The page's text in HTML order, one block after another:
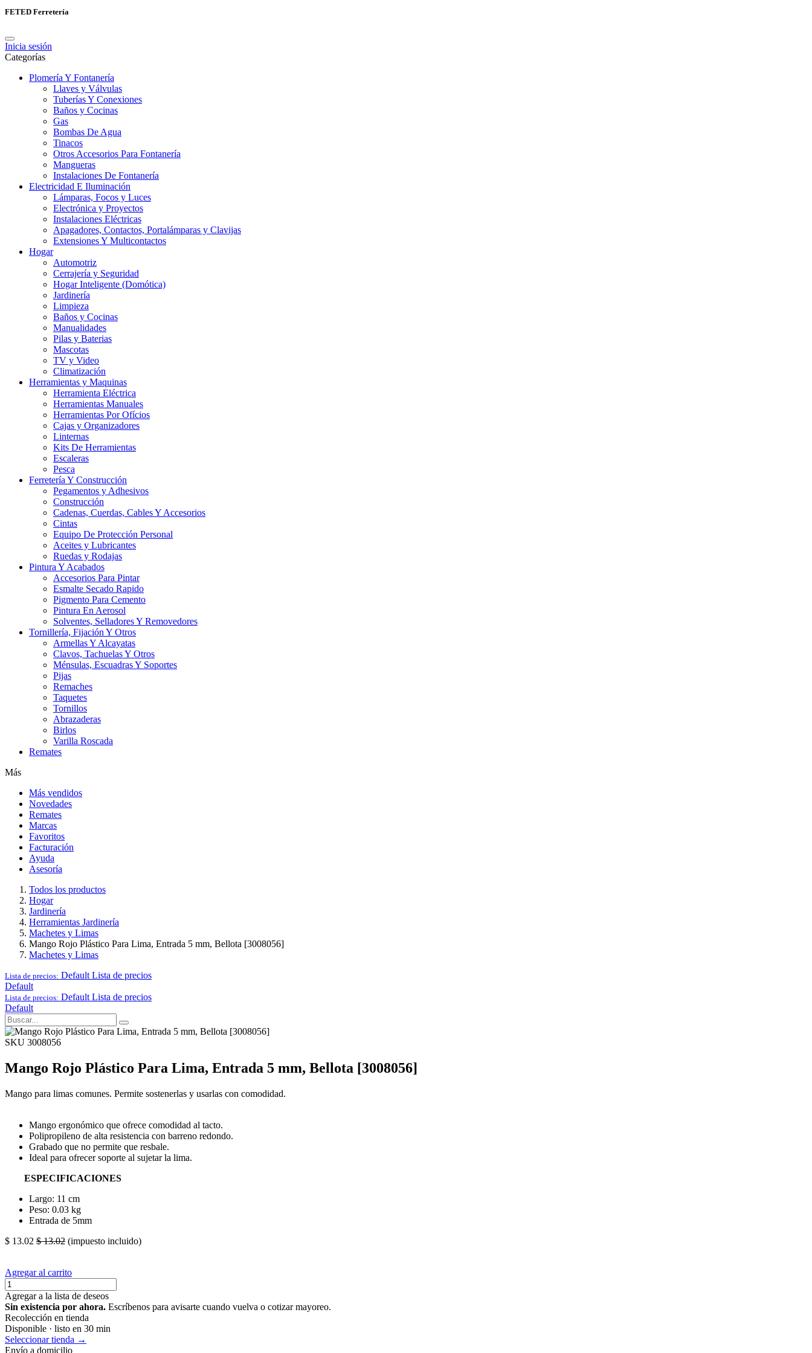
FETED Ferretería
Inicia sesión
Categorías
Plomería Y Fontanería
Llaves y Válvulas
Tuberías Y Conexiones
Baños y Cocinas
Gas
Bombas De Agua
Tinacos
Otros Accesorios Para Fontanería
Mangueras
Instalaciones De Fontanería
Electricidad E Iluminación
Lámparas, Focos y Luces
Electrónica y Proyectos
Instalaciones Eléctricas
Apagadores, Contactos, Portalámparas y Clavijas
Extensiones Y Multicontactos
Hogar
Automotriz
Cerrajería y Seguridad
Hogar Inteligente (Domótica)
Jardinería
Limpieza
Baños y Cocinas
Manualidades
Pilas y Baterias
Mascotas
TV y Video
Climatización
Herramientas y Maquinas
Herramienta Eléctrica
Herramientas Manuales
Herramientas Por Ofícios
Cajas y Organizadores
Linternas
Kits De Herramientas
Escaleras
Pesca
Ferretería Y Construcción
Pegamentos y Adhesivos
Construcción
Cadenas, Cuerdas, Cables Y Accesorios
Cintas
Equipo De Protección Personal
Aceites y Lubricantes
Ruedas y Rodajas
Pintura Y Acabados
Accesorios Para Pintar
Esmalte Secado Rapido
Pigmento Para Cemento
Pintura En Aerosol
Solventes, Selladores Y Removedores
Tornillería, Fijación Y Otros
Armellas Y Alcayatas
Clavos, Tachuelas Y Otros
Ménsulas, Escuadras Y Soportes
Pijas
Remaches
Taquetes
Tornillos
Abrazaderas
Birlos
Varilla Roscada
Remates
Más
Más vendidos
Novedades
Remates
Marcas
Favoritos
Facturación
Ayuda
Asesoría
Todos los productos
Hogar
Jardinería
Herramientas Jardinería
Machetes y Limas
Mango Rojo Plástico Para Lima, Entrada 5 mm, Bellota [3008056]
Machetes y Limas
Lista de precios: Default Lista de precios
Default
Lista de precios: Default Lista de precios
Default
SKU 3008056
Mango Rojo Plástico Para Lima, Entrada 5 mm, Bellota [3008056]
Mango para limas comunes. Permite sostenerlas y usarlas con comodidad.
Mango ergonómico que ofrece comodidad al tacto.
Polipropileno de alta resistencia con barreno redondo.
Grabado que no permite que resbale.
Ideal para ofrecer soporte al sujetar la lima.
ESPECIFICACIONES
Largo: 11 cm
Peso: 0.03 kg
Entrada de 5mm
$ 13.02 $13.02 (impuesto incluido)
Agregar al carrito
Agregar a la lista de deseos
Sin existencia por ahora. Escríbenos para avisarte cuando vuelva o cotizar mayoreo.
Recolección en tienda
Disponible · listo en 30 min
Seleccionar tienda →
Envío a domicilio